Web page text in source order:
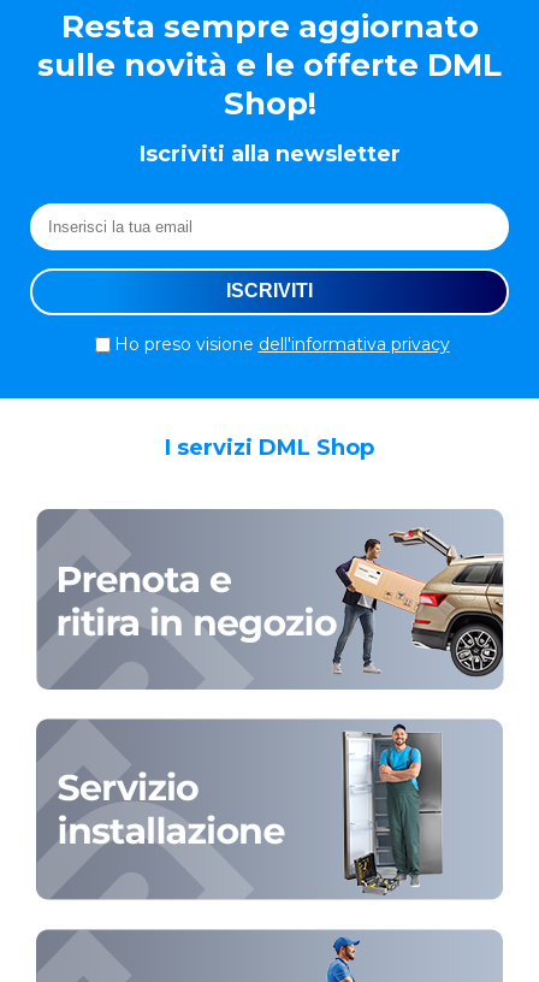
Resta sempre aggiornato
sulle novità e le offerte DML
Shop!
Iscriviti alla newsletter
Ho preso visione dell'informativa privacy
I servizi DML Shop